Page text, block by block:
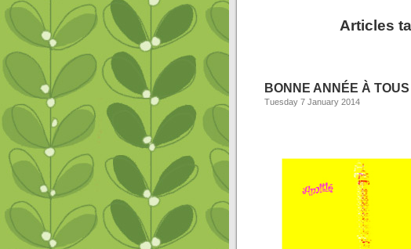
Articles
BONNE ANNÉE À TOUS
Tuesday 7 January 2014